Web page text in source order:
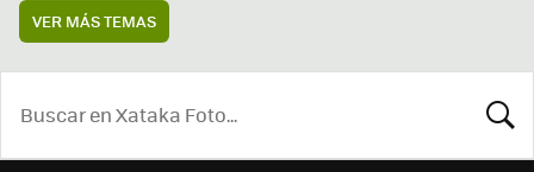
VER MÁS TEMAS